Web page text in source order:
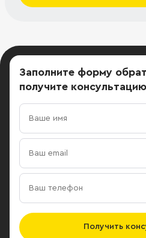
Заполните форму
получите консультацию
Получить